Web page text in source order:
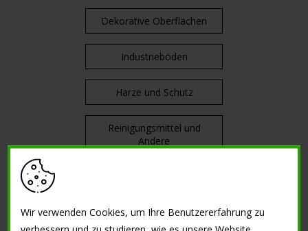
Dekorative Oberflächen
Industrieböden
Harze und Schutz
Reinigungsmittel und
Andere
Concreativity Workshop
Wir verwenden Cookies, um Ihre Benutzererfahrung zu